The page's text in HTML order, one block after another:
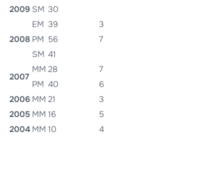
2009 SM 30
2008
EM 39
3
PM 56
7
SM 41
2007
MM 28
7
PM 40
6
2006 MM 21
3
2005 MM 16
5
2004 MM 10 4